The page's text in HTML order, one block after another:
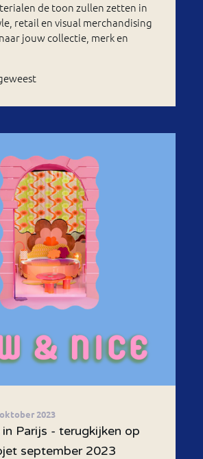
de toon zullen zetten in
retail en visual merchandising
jouw collectie, merk en
2023
Parijs - terugkijken op
september 2023